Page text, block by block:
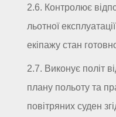
2.6. Контролює
льотної
екіпажу стан
2.7. Виконує політ
плану польоту та
повітряних суден